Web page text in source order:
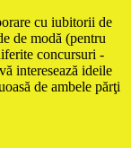
cu iubitorii de
de modă (pentru
concursuri -
interesează ideile
de ambele părţi